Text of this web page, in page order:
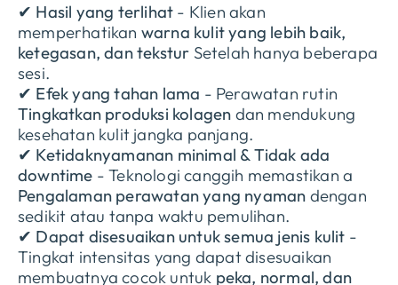
✔ Hasil yang terlihat - Klien akan
memperhatikan warna kulit yang lebih baik,
ketegasan, dan tekstur Setelah hanya beberapa
sesi.
✔ Efek yang tahan lama - Perawatan rutin
Tingkatkan produksi kolagen dan mendukung
kesehatan kulit jangka panjang.
✔ Ketidaknyamanan minimal & Tidak ada
downtime - Teknologi canggih memastikan a
Pengalaman perawatan yang nyaman dengan
sedikit atau tanpa waktu pemulihan.
✔ Dapat disesuaikan untuk semua jenis kulit -
Tingkat intensitas yang dapat disesuaikan
membuatnya cocok untuk peka, normal, dan